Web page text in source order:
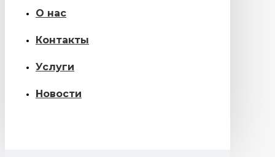
О нас
Контакты
Услуги
Новости